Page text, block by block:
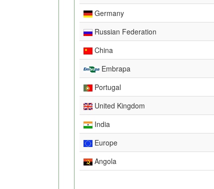
Germany
Russian Federation
China
Embrapa
Portugal
United Kingdom
India
Europe
Angola